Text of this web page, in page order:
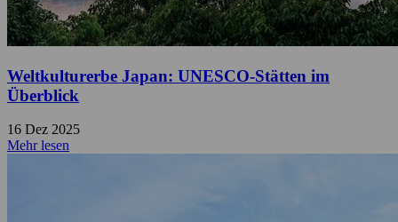
Weltkulturerbe Japan: UNESCO-Stätten im
Überblick
16 Dez 2025
Mehr lesen